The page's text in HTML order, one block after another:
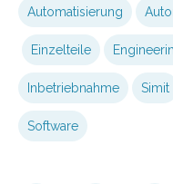
Automatisierung
Einzelteile
Inbetriebnahme Simit
Software